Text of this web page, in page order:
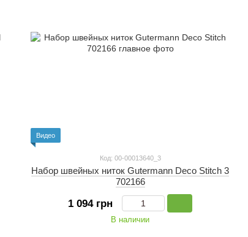
Видео
Код: 00-00013640_3
Набор швейных ниток Gutermann Deco Stitch 3
702166
1 094 грн
В наличии